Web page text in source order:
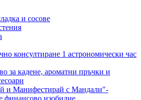
и сосове
консултиране 1 астрономически час
за кадене, ароматни пръчки и
и Манифестирай с Мандали"-
финансово изобилие